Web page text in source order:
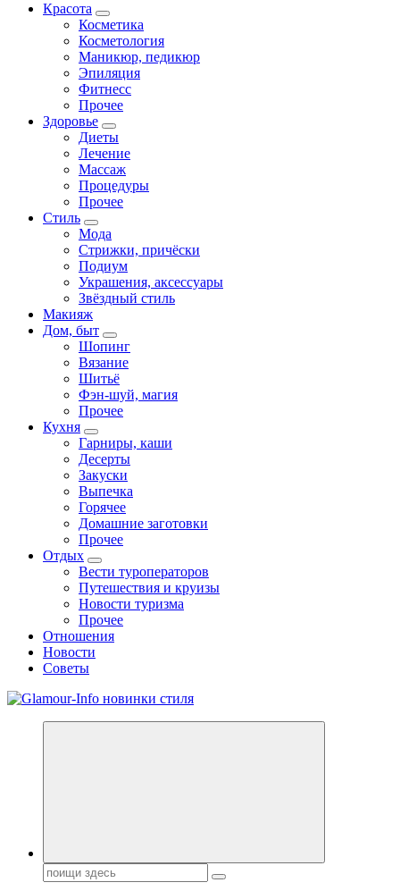
Красота
Косметика
Косметология
Маникюр, педикюр
Эпиляция
Фитнесс
Прочее
Здоровье
Диеты
Лечение
Массаж
Процедуры
Прочее
Стиль
Мода
Стрижки, причёски
Подиум
Украшения, аксессуары
Звёздный стиль
Макияж
Дом, быт
Шопинг
Вязание
Шитьё
Фэн-шуй, магия
Прочее
Кухня
Гарниры, каши
Десерты
Закуски
Выпечка
Горячее
Домашние заготовки
Прочее
Отдых
Вести туроператоров
Путешествия и круизы
Новости туризма
Прочее
Отношения
Новости
Советы
Секреты молодости, красоты и долголетия. Гламурный журнал
Поиск: